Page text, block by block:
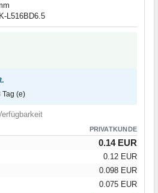
L516BD6.5
Tag (e)
PRIVATKUNDE
0.14 EUR
0.12 EUR
0.098 EUR
0.075 EUR